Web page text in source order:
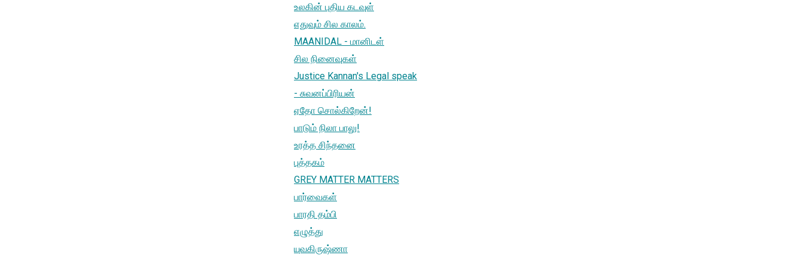
உலகின் புதிய கடவுள்
எதுவும் சில காலம்.
MAANIDAL - மானிடள்
சில நினைவுகள்
Justice Kannan's Legal speak
- சுவனப்பிரியன்
ஏதோ சொல்கிறேன்!
பாடும் நிலா பாலு!
உரத்த சிந்தனை
புத்தகம்
GREY MATTER MATTERS
பார்வைகள்
பாரதி தம்பி
எழுத்து
யுவகிருஷ்ணா